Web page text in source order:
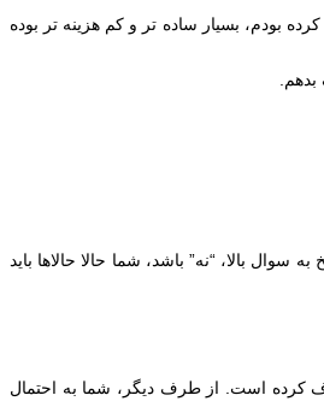
بودم، بسیار ساده تر و کم هزینه تر بوده
بالا، “نه” باشد، شما حالا حالاها باید
کرده است. از طرف دیگر، شما به احتمال